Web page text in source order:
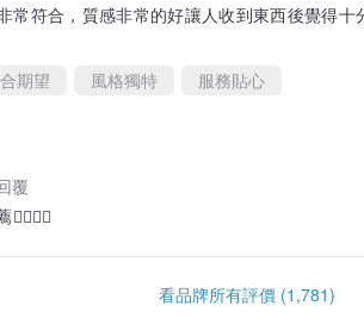
常符合，質感非常的好讓人收到東西後覺得
期望 風格獨特 服務貼心
覆
看品牌所有評價 (1,781)